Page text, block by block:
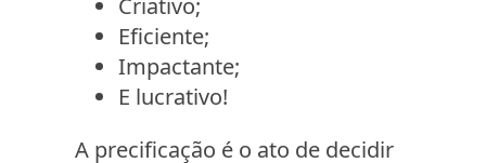
Eficiente;
Impactante;
E lucrativo!
A precificação é o ato de decidir